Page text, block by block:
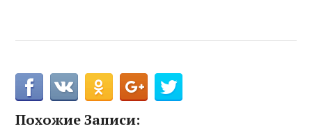
Похожие Записи: